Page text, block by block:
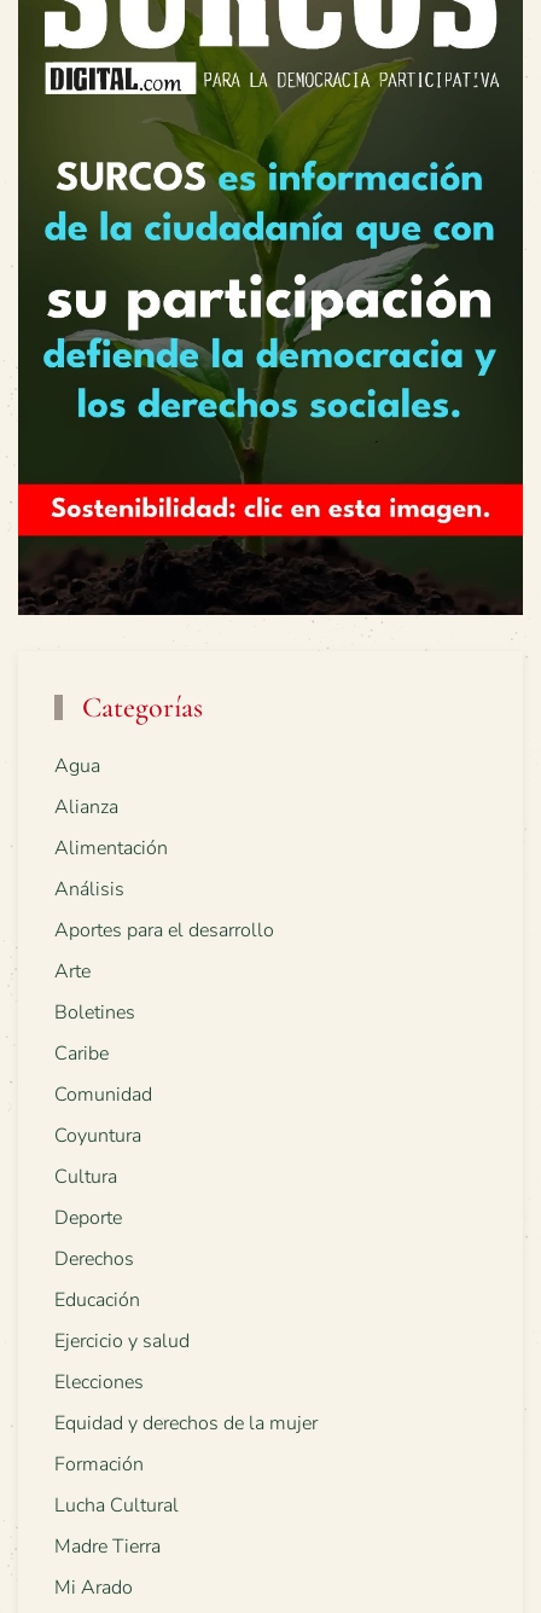
Categorías
Agua
Alianza
Alimentación
Análisis
Aportes para el desarrollo
Arte
Boletines
Caribe
Comunidad
Coyuntura
Cultura
Deporte
Derechos
Educación
Ejercicio y salud
Elecciones
Equidad y derechos de la mujer
Formación
Lucha Cultural
Madre Tierra
Mi Arado